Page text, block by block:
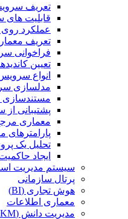
تعریف
قابلیت
عملکرد
تعریف
فراخوانی
تعیین
انواع
مدلسازی
پشتیبانی
معماری
پارامترهای
تحلیل یک
ایجاد
سیستم مدیریت
پرتال سازمانی
هوش تجاری (BI)
معماری اطلاعات
مدیریت دانش (KM)